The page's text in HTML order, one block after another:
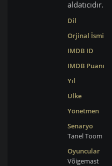
aldatıcıdır.
Dil
Orjinal İsmi
IMDB ID
IMDB Puanı
Yıl
Ülke
Yönetmen
Senaryo
Tanel Toom
Oyuncular
Võigemast